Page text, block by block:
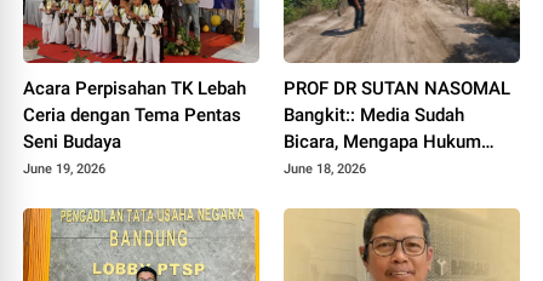
Acara Perpisahan TK Lebah
Ceria dengan Tema Pentas
Seni Budaya
June 19, 2026
PROF DR SUTAN NASOMAL
Bangkit:: Media Sudah
Bicara, Mengapa Hukum
Diam? Ketika Tambang
dari UUD"
June 18, 2026